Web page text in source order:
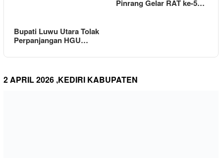
Bupati Luwu Utara Tolak
Perpanjangan HGU…
Pinrang Gelar RAT ke-5…
2 APRIL 2026 ,KEDIRI KABUPATEN